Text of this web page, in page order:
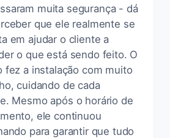
muita segurança - dá
que ele realmente se
em ajudar o cliente a
o que está sendo feito. O
fez a instalação com muito
cuidando de cada
Mesmo após o horário de
ele continuou
para garantir que tudo